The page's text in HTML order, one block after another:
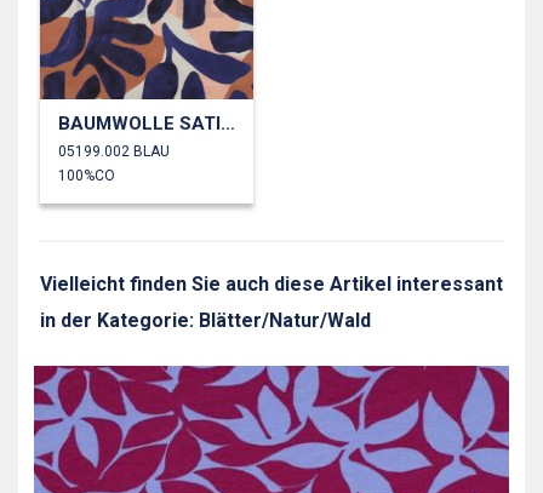
BAUMWOLLE SATIN DIGITAL BLÄTTER
05199.002 BLAU
100%CO
Vielleicht finden Sie auch diese Artikel interessant
in der Kategorie: Blätter/Natur/Wald